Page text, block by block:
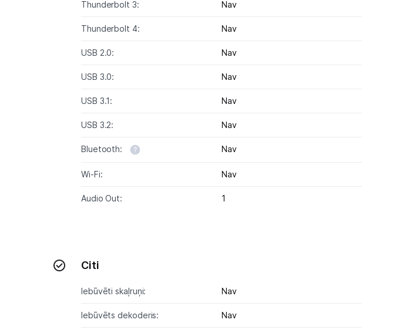
Thunderbolt 3: Nav
Thunderbolt 4: Nav
USB 2.0: Nav
USB 3.0: Nav
USB 3.1: Nav
USB 3.2: Nav
Bluetooth: Nav
Wi-Fi: Nav
Audio Out: 1
Citi
Iebūvēti skaļruņi: Nav
Iebūvēts dekoderis: Nav